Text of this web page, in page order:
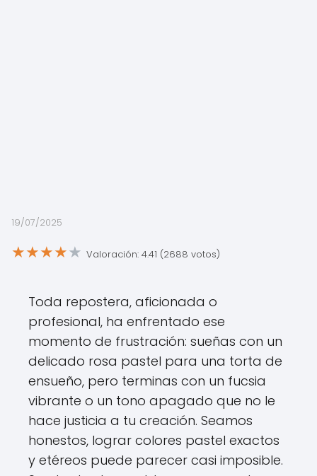
19/07/2025
★★★★★ Valoración: 4.41 (2688 votos)
Toda repostera, aficionada o
profesional, ha enfrentado ese
momento de frustración: sueñas con un
delicado rosa pastel para una torta de
ensueño, pero terminas con un fucsia
vibrante o un tono apagado que no le
hace justicia a tu creación. Seamos
honestos, lograr colores pastel exactos
y etéreos puede parecer casi imposible.